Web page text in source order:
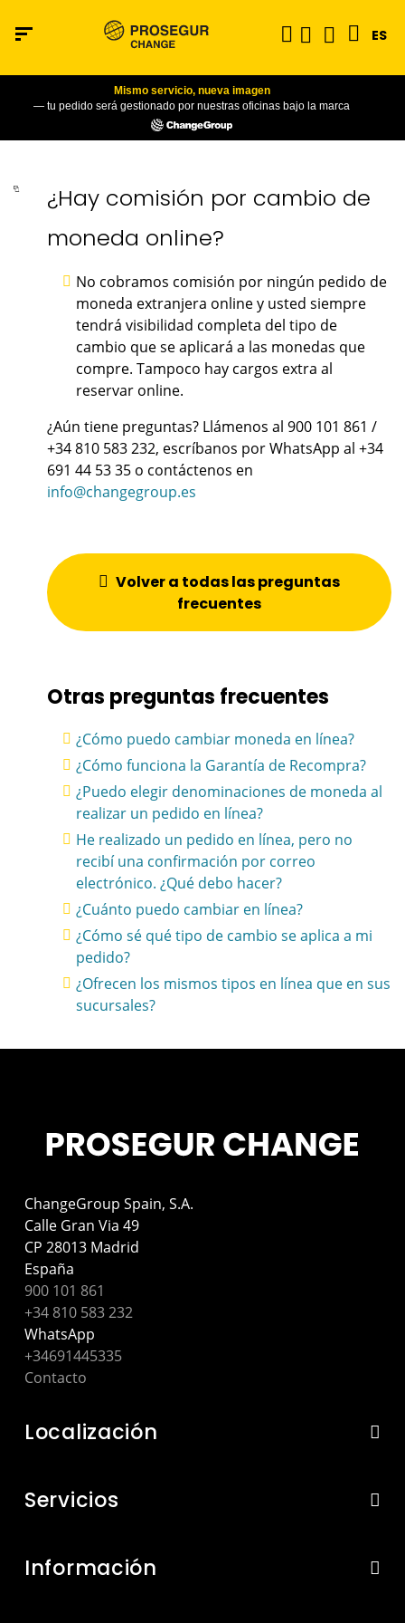
ES
Mismo servicio, nueva imagen
— tu pedido será gestionado por nuestras oficinas bajo la marca
¿Hay comisión por cambio de
moneda online?
No cobramos comisión por ningún pedido de
moneda extranjera online y usted siempre
tendrá visibilidad completa del tipo de
cambio que se aplicará a las monedas que
compre. Tampoco hay cargos extra al
reservar online.
¿Aún tiene preguntas? Llámenos al 900 101 861 /
+34 810 583 232, escríbanos por WhatsApp al +34
691 44 53 35 o contáctenos en
info@changegroup.es
Volver a todas las preguntas
frecuentes
Otras preguntas frecuentes
¿Cómo puedo cambiar moneda en línea?
¿Cómo funciona la Garantía de Recompra?
¿Puedo elegir denominaciones de moneda al
realizar un pedido en línea?
He realizado un pedido en línea, pero no
recibí una confirmación por correo
electrónico. ¿Qué debo hacer?
¿Cuánto puedo cambiar en línea?
¿Cómo sé qué tipo de cambio se aplica a mi
pedido?
¿Ofrecen los mismos tipos en línea que en sus
sucursales?
ChangeGroup Spain, S.A.
Calle Gran Via 49
CP 28013 Madrid
España
900 101 861
+34 810 583 232
WhatsApp
+34691445335
Contacto
Localización
Servicios
Información